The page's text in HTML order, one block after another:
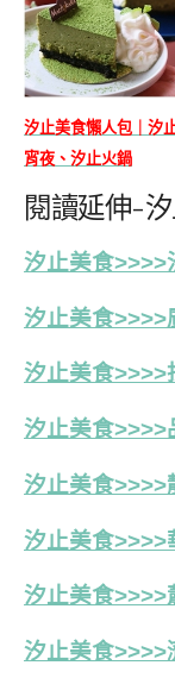
汐止美食懶人包｜汐
宵夜、汐止火鍋
閱讀延伸-
汐止美食>>>>
汐止美食>>>>
汐止美食>>>>
汐止美食>>>>
汐止美食>>>>
汐止美食>>>>
汐止美食>>>>
汐止美食>>>>